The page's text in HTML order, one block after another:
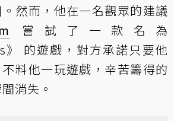
然而，他在一名觀眾的建議
嘗試了一款名為
》 的遊戲，對方承諾只要他
料他一玩遊戲，辛苦籌得的
消失。